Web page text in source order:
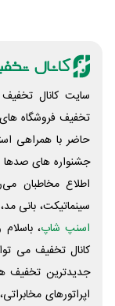
سایت کانال
تخفیف فروشگاه
حاضر با همراهی
جشنواره های صدها
اطلاع مخاطبان
سینماتیکت، بانی
اسنپ شاپ، باسلام
کانال تخفیف می
جدیدترین تخفیف
اپراتورهای